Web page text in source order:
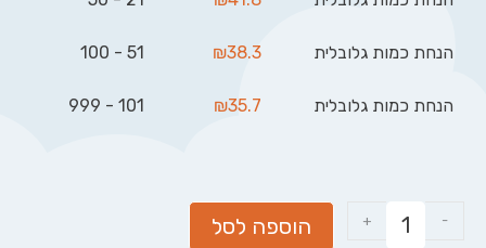
הנחת כמות גלובלית ₪38.3
51 - 100
הנחת כמות גלובלית ₪35.7
101 - 999
-
+ הוספה לסל